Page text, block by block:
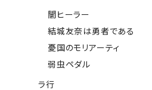
闇ヒーラー
結城友奈は勇者である
憂国のモリアーティ
弱虫ペダル
ラ行